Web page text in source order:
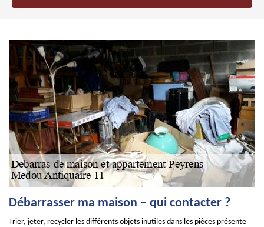
Débarrasser ma maison – qui contacter ?
Trier, jeter, recycler les différents objets inutiles dans les pièces présente